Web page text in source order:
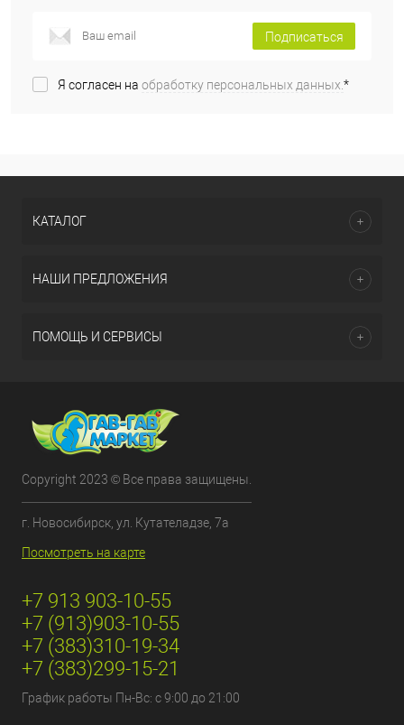
Подписаться
Я согласен на обработку персональных данных.*
КАТАЛОГ
НАШИ ПРЕДЛОЖЕНИЯ
ПОМОЩЬ И СЕРВИСЫ
Copyright 2023 © Все права защищены.
г. Новосибирск, ул. Кутателадзе, 7а
Посмотреть на карте
+7 913 903-10-55
+7 (913)903-10-55
+7 (383)310-19-34
+7 (383)299-15-21
График работы Пн-Вс: с 9:00 до 21:00